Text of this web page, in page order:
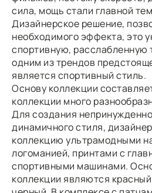
сила, мощь стали главной
Дизайнерское решение,
необходимого эффекта, это
спортивную, расслабленную
одним из трендов
является спортивный стиль.
Основу коллекции
коллекции много
Для создания
динамичного стиля,
коллекцию ультрамодными
логоманией, принтами с
спортивными машинами.
коллекции являются